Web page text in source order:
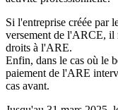
Si l'entreprise créée par
versement de l'ARCE, il
droits à l'ARE.
Enfin, dans le cas où le
paiement de l'ARE
cas avant.